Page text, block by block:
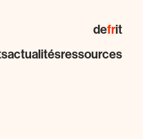
defrit
actualitésressources